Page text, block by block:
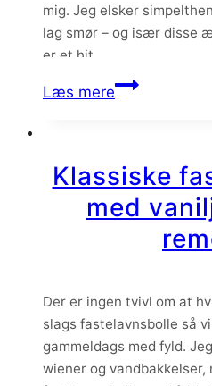
mig. Jeg elsker
lag smør – og især disse
er et hit.
Læs mereÆbleboller
Klassiske
med
Der er ingen tvivl om at
slags fastelavnsbolle så
gammeldags med fyld.
wiener og vandbakkelser,